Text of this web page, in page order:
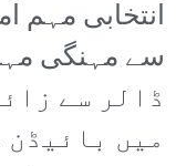
انتخابی مہم
ڈالر سے
میں